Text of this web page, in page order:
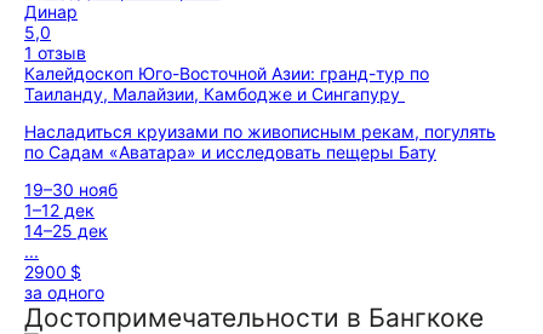
Динар
5,0
1 отзыв
Калейдоскоп Юго-Восточной Азии: гранд-тур по
Таиланду, Малайзии, Камбодже и Сингапуру
Насладиться круизами по живописным рекам, погулять
по Садам «Аватара» и исследовать пещеры Бату
19–30 нояб
1–12 дек
14–25 дек
...
2900 $
за одного
Достопримечательности в Бангкоке